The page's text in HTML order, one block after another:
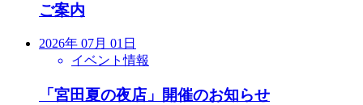
ご案内
2026年 07月 01日
イベント情報
「宮田夏の夜店」開催のお知らせ